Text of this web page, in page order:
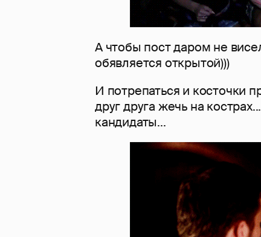
А чтобы пост даром не
обявляется открытой)))
И потрепаться и косточки
друг друга жечь на
кандидаты...